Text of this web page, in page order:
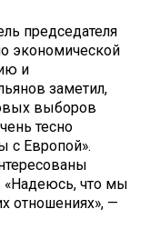
председателя
экономической
и
заметил,
выборов
тесно
с Европой».
«Надеюсь, что мы
отношениях», —